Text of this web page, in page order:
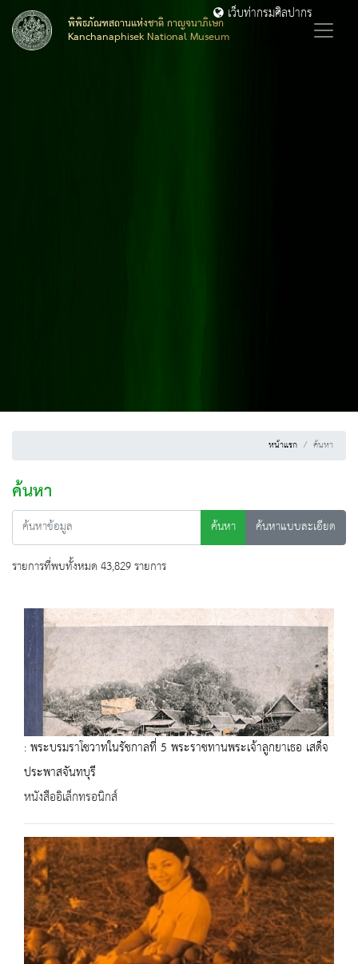
พิพิธภัณฑสถานแห่งชาติ กาญจนาภิเษก
Kanchanaphisek National Museum
เว็บท่ากรมศิลปากร
หน้าแรก ค้นหา
ค้นหา
ค้นหา
ค้นหาแบบละเอียด
รายการที่พบทั้งหมด 43,829 รายการ
: พระบรมราโชวาทในรัชกาลที่ 5 พระราชทานพระเจ้าลูกยาเธอ เสด็จ
ประพาสจันทบุรี
หนังสืออิเล็กทรอนิกส์